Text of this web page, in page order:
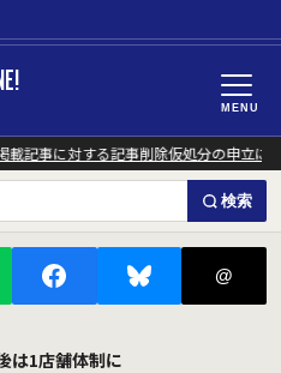
MENU
記事に対する記事削除仮処分の申立につ
検索
@
は1店舗体制に